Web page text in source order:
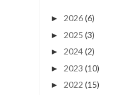
► 2026(6)
► 2025 (3)
► 2024(2)
► 2023 (10)
► 2022 (15)